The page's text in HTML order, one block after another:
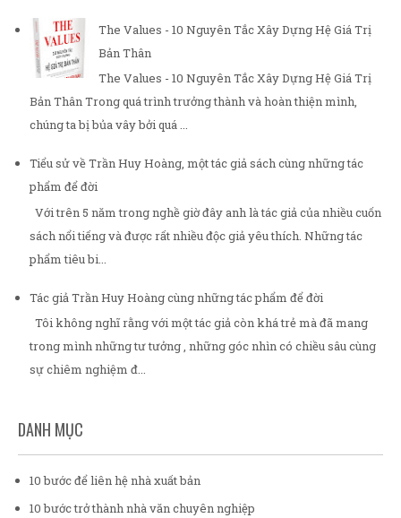
The Values - 10 Nguyên Tắc Xây Dựng Hệ Giá Trị
Bản Thân
The Values - 10 Nguyên Tắc Xây Dựng Hệ Giá Trị
Bản Thân Trong quá trình trưởng thành và hoàn thiện mình,
chúng ta bị bủa vây bởi quá ...
Tiểu sử về Trần Huy Hoàng, một tác giả sách cùng những tác
phẩm để đời
Với trên 5 năm trong nghề giờ đây anh là tác giả của nhiều cuốn
sách nổi tiếng và được rất nhiều độc giả yêu thích. Những tác
phẩm tiêu bi...
Tác giả Trần Huy Hoàng cùng những tác phẩm để đời
Tôi không nghĩ rằng với một tác giả còn khá trẻ mà đã mang
trong mình những tư tưởng , những góc nhìn có chiều sâu cùng
sự chiêm nghiệm đ...
DANH MỤC
10 bước để liên hệ nhà xuất bản
10 bước trở thành nhà văn chuyên nghiệp